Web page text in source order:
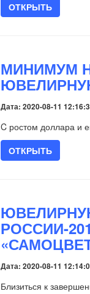
ОТКРЫТЬ
МИНИМУМ
Дата: 2020-08-11
C ростом доллара и
ОТКРЫТЬ
РОССИИ-
Дата: 2020-08-11
Близиться к